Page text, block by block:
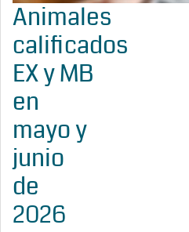
Animales
calificados
EX y MB
en
mayo y
junio
de
2026